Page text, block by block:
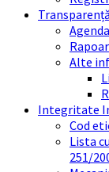
Alte
Integritate
Cod
Lista
251/